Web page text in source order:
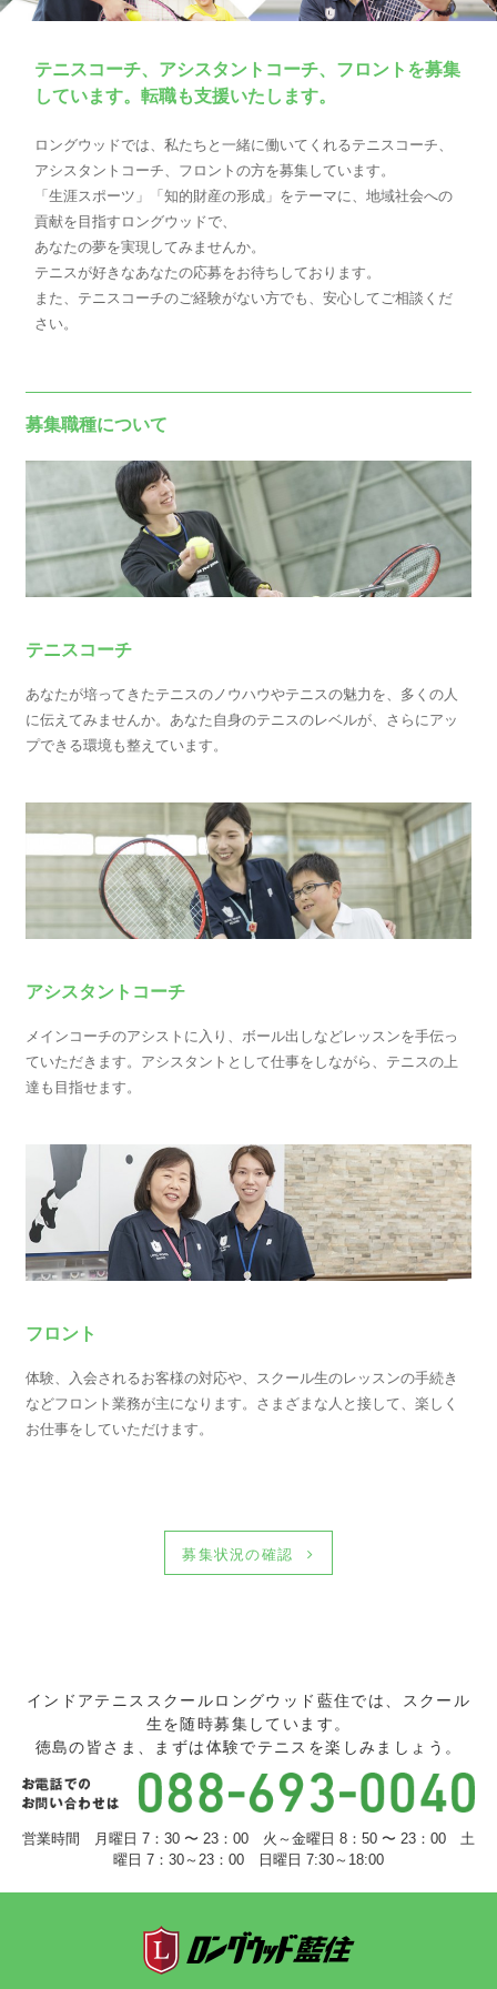
テニスコーチ、アシスタントコーチ、フロントを募集
しています。転職も支援いたします。
ロングウッドでは、私たちと一緒に働いてくれるテニスコーチ、
アシスタントコーチ、フロントの方を募集しています。
「生涯スポーツ」「知的財産の形成」をテーマに、地域社会への
貢献を目指すロングウッドで、
あなたの夢を実現してみませんか。
テニスが好きなあなたの応募をお待ちしております。
また、テニスコーチのご経験がない方でも、安心してご相談くだ
さい。
募集職種について
テニスコーチ
あなたが培ってきたテニスのノウハウやテニスの魅力を、多くの人
に伝えてみませんか。あなた自身のテニスのレベルが、さらにアッ
プできる環境も整えています。
アシスタントコーチ
メインコーチのアシストに入り、ボール出しなどレッスンを手伝っ
ていただきます。アシスタントとして仕事をしながら、テニスの上
達も目指せます。
フロント
体験、入会されるお客様の対応や、スクール生のレッスンの手続き
などフロント業務が主になります。さまざまな人と接して、楽しく
お仕事をしていただけます。
募集状況の確認
インドアテニススクールロングウッド藍住では、スクール
生を随時募集しています。
徳島の皆さま、まずは体験でテニスを楽しみましょう。
営業時間 月曜日 7：30 〜 23：00 火～金曜日 8：50 〜 23：00 土
曜日 7：30～23：00 日曜日 7:30～18:00